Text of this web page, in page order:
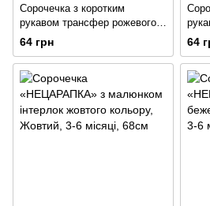
Сорочечка з коротким
рукавом трансфер рожевого
кольору
64 грн 64